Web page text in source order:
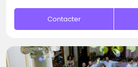
Contacter